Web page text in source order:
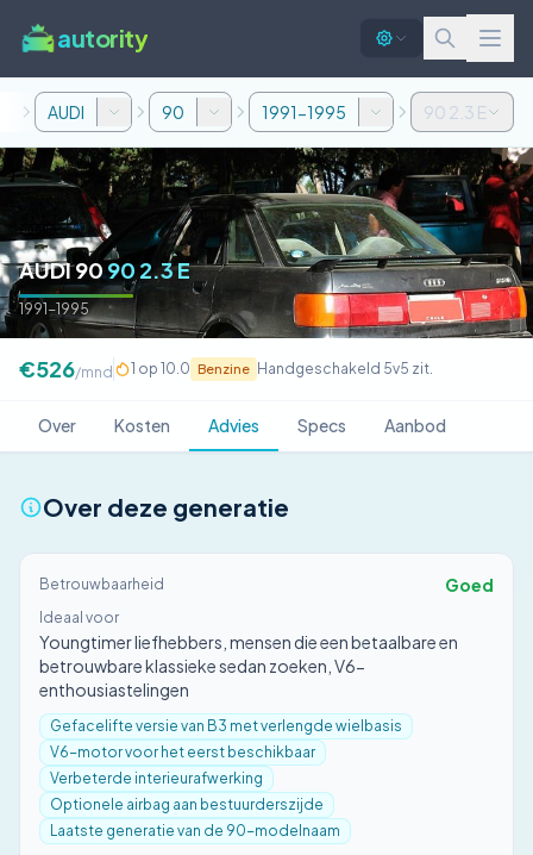
autority
AUDI 90 1991-1995 90 2.3 E
AUDI 9090 2.3 E
1991-1995
€526/mnd 1 op 10.0 Benzine Handgeschakeld 5v5 zit.
Over Kosten Advies Specs Aanbod
Over deze generatie
Betrouwbaarheid Goed
Ideaal voor
Youngtimer liefhebbers, mensen die een betaalbare en
betrouwbare klassieke sedan zoeken, V6-
enthousiastelingen
Gefacelifte versie van B3 met verlengde wielbasis
V6-motor voor het eerst beschikbaar
Verbeterde interieurafwerking
Optionele airbag aan bestuurderszijde
Laatste generatie van de 90-modelnaam